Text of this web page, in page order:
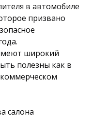
в автомобиле
призвано
широкий
полезны как в
салона